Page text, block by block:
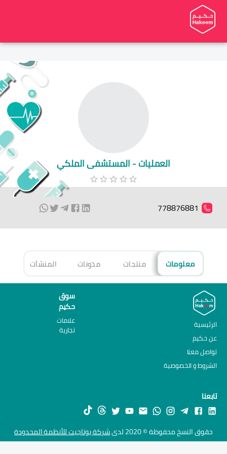
العمليات - المستشفى الملكي
778876881
معلومات منتجات مدونات المنشآت
الرئيسية
عن حكيم
تواصل معنا
الشروط و الخصوصية
سوق
حكيم
علامات
تجارية
تابعنا
حقوق النسخ محفوظة © 2020 لدى شركة يوتاجيت للأنظمة المحدودة